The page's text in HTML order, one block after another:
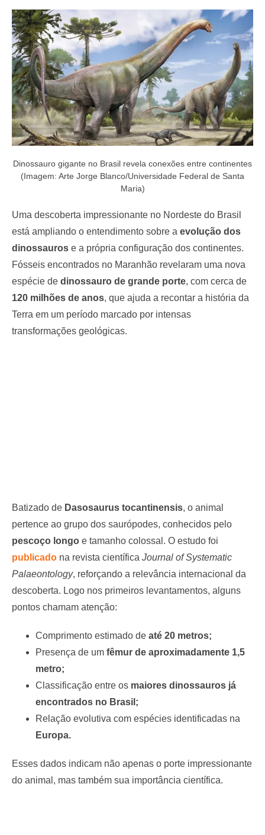
o
n
Dinossauro gigante no Brasil revela conexões entre continentes
(Imagem: Arte Jorge Blanco/Universidade Federal de Santa
Maria)
Uma descoberta impressionante no Nordeste do Brasil
está ampliando o entendimento sobre a evolução dos
dinossauros e a própria configuração dos continentes.
Fósseis encontrados no Maranhão revelaram uma nova
espécie de dinossauro de grande porte, com cerca de
120 milhões de anos, que ajuda a recontar a história da
Terra em um período marcado por intensas
transformações geológicas.
Batizado de Dasosaurus tocantinensis, o animal
pertence ao grupo dos saurópodes, conhecidos pelo
pescoço longo e tamanho colossal. O estudo foi
publicado na revista científica Journal of Systematic
Palaeontology, reforçando a relevância internacional da
descoberta. Logo nos primeiros levantamentos, alguns
pontos chamam atenção:
Comprimento estimado de até 20 metros;
Presença de um fêmur de aproximadamente 1,5
metro;
Classificação entre os maiores dinossauros já
encontrados no Brasil;
Relação evolutiva com espécies identificadas na
Europa.
Esses dados indicam não apenas o porte impressionante
do animal, mas também sua importância científica.